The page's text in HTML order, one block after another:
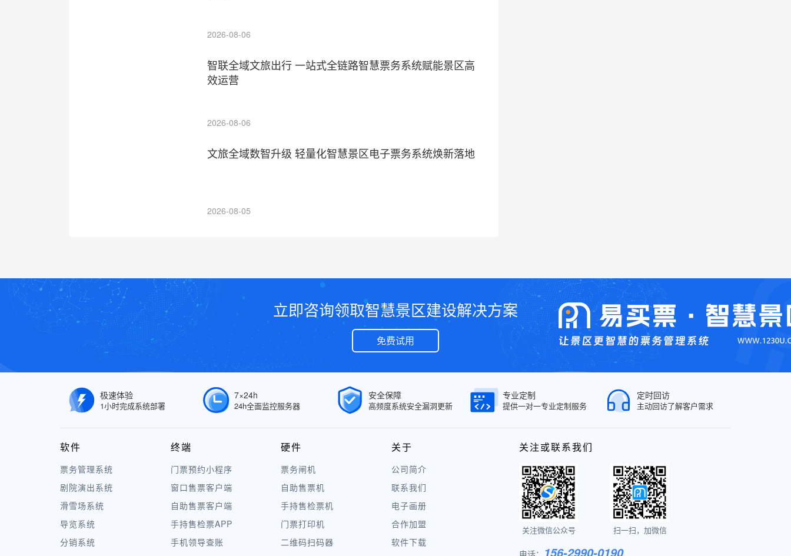
2026-08-06
智联全域文旅出行 一站式全链路智慧票务系统赋能景区高
效运营
2026-08-06
文旅全域数智升级 轻量化智慧景区电子票务系统焕新落地
2026-08-05
立即咨询领取智慧景区建设解决方案
免费试用
极速体验
1小时完成系统部署
7×24h
24h全面监控服务器
安全保障
高频度系统安全漏洞更新
专业定制
提供一对一专业定制服务
定时回访
主动回访了解客户需求
软件
票务管理系统
剧院演出系统
滑雪场系统
导览系统
分销系统
终端
门票预约小程序
窗口售票客户端
自助售票客户端
手持售检票APP
手机领导查账
硬件
票务闸机
自助售票机
手持售检票机
门票打印机
二维码扫码器
关于
公司简介
联系我们
电子画册
合作加盟
软件下载
关注或联系我们
关注微信公众号 扫一扫，加微信
156-2990-0190